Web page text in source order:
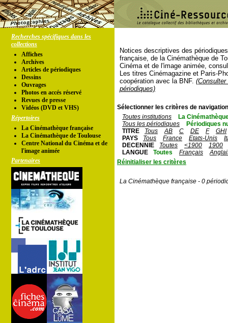
Recherches spécifiques dans les
collections
Affiches
Archives
Articles de périodiques
Dessins
Ouvrages
Photos en accés réservé
Revues de presse
Vidéos (DVD et VHS)
Répertoires
La Cinémathèque française
La Cinémathèque de Toulouse
Centre National du Cinéma et de
l'image animée
Partenaires
Notices descriptives des
française, de la Cinémathèque de
Cinéma et de l'image animée,
Les titres Cinémagazine et Paris-
coopération avec la BNF.
périodiques)
Sélectionner les critères de
Toutes institutions
La
Tous les périodiques
Périodiques
TITRE
Tous AB C DE F
GHI
PAYS
Tous France Etats-Unis
DECENNIE
Toutes <1900
1900
LANGUE
Toutes Français
Réinitialiser les critères
La Cinémathèque française - 0